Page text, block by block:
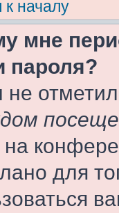
к началу
мне
пароля?
не
для